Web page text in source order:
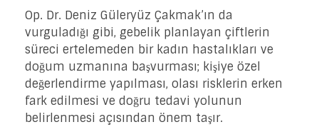
Op. Dr. Deniz Güleryüz Çakmak’ın da
vurguladığı gibi, gebelik planlayan çiftlerin
süreci ertelemeden bir kadın hastalıkları ve
doğum uzmanına başvurması; kişiye özel
değerlendirme yapılması, olası risklerin erken
fark edilmesi ve doğru tedavi yolunun
belirlenmesi açısından önem taşır.